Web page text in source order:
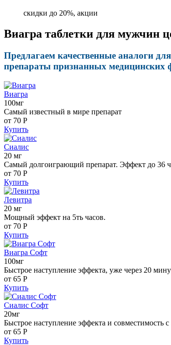
скидки до 20%, акции
Виагра таблетки для мужчин
Предлагаем качественные аналоги
препараты признанных медицинских
Виагра
100мг
Самый известный в мире препарат
от 70 Р
Купить
Сиалис
20 мг
Самый долгоиграющий препарат. Эффект до 36
от 70 Р
Купить
Левитра
20 мг
Мощный эффект на 5ть часов.
от 70 Р
Купить
Виагра Софт
100мг
Быстрое наступление эффекта, уже через 20
от 65 Р
Купить
Сиалис Софт
20мг
Быстрое наступление эффекта и совместимость с
от 65 Р
Купить